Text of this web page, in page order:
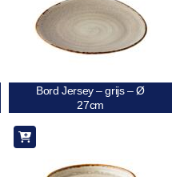
Bord Jersey – grijs – Ø
27cm